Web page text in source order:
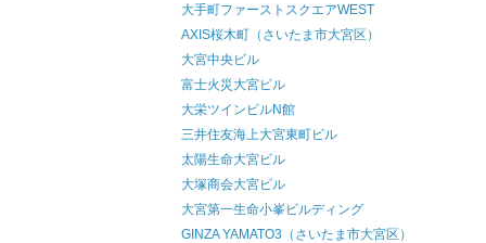
大手町ファーストスクエアWEST
AXIS桜木町（さいたま市大宮区）
大宮中央ビル
富士火災大宮ビル
大栄ツインビルN館
三井住友海上大宮東町ビル
太陽生命大宮ビル
大塚商会大宮ビル
大宮第一生命小峯ビルディング
GINZA YAMATO3（さいたま市大宮区）